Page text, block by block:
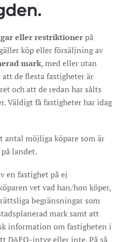
eller restriktionerpå
köp eller försäljning av
mark, med eller utan
de flesta fastigheter är
och att de redan har sålts
Väldigt få fastigheter har idag
möjliga köpare som är
landet.
en fastighet på ej
vet vad han/hon köper,
begränsningar som
mark samt att
information om fastigheten i
DAFO-intyg eller inte. På så